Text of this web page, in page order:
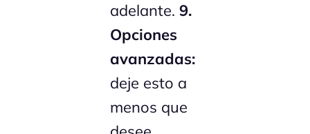
adelante.9.
Opciones
avanzadas:
deje esto a
menos que